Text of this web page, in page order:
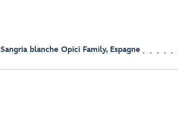
Sangria blanche Opici Family, Espagne